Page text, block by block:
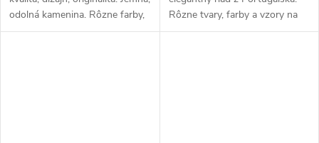
odolná kamenina. Rôzne farby,
vzory, tvary. Na každý nápoj a
Rôzne tvary, farby a vzory na
každú príležitosť. Taniere